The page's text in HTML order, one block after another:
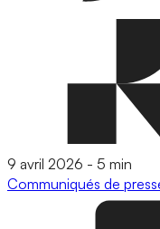
9 avril 2026 - 5 min
Communiqués de